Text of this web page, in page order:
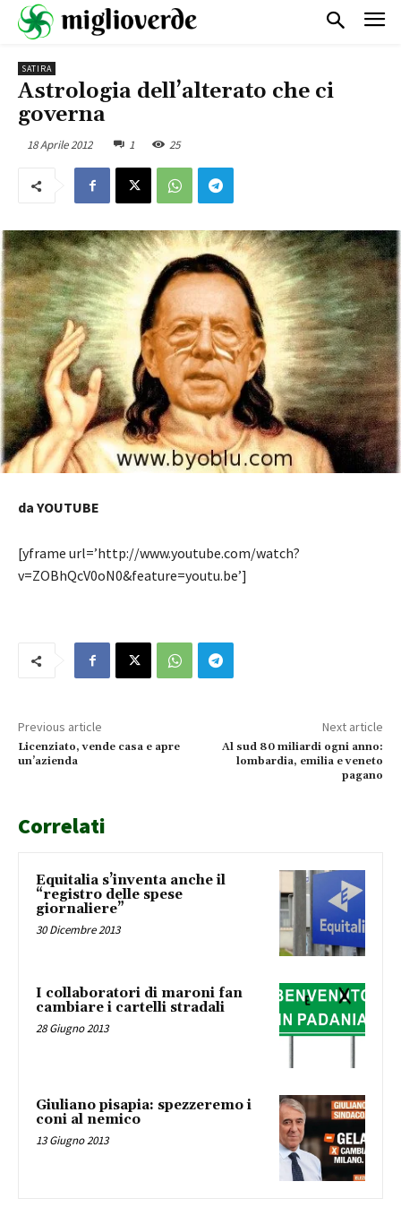
SATIRA
Astrologia dell’alterato che ci
governa
18 Aprile 2012 1 25
da YOUTUBE
[yframe url=’http://www.youtube.com/watch?
v=ZOBhQcV0oN0&feature=youtu.be’]
Previous article
Licenziato, vende casa e apre
un’azienda
Next article
Al sud 80 miliardi ogni anno:
lombardia, emilia e veneto
pagano
Correlati
Equitalia s’inventa anche il
“registro delle spese
giornaliere”
30 Dicembre 2013
I collaboratori di maroni fan
cambiare i cartelli stradali
28 Giugno 2013
Giuliano pisapia: spezzeremo i
coni al nemico
13 Giugno 2013